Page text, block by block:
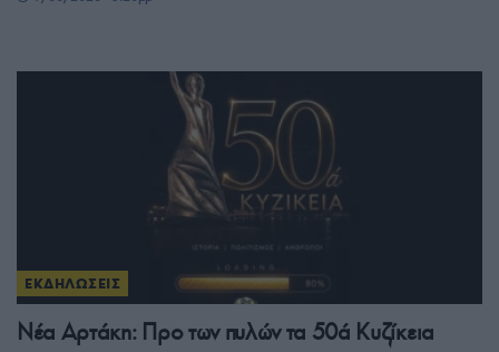
ΕΚΔΗΛΩΣΕΙΣ
Νέα Αρτάκη: Προ των πυλών τα 50ά Κυζίκεια